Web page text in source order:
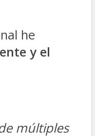
he
y el
múltiples